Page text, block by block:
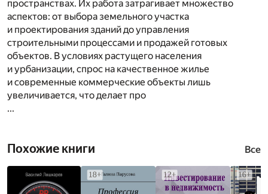
пространствах. Их работа затрагивает множество
аспектов: от выбора земельного участка
и проектирования зданий до управления
строительными процессами и продажей готовых
объектов. В условиях растущего населения
и урбанизации, спрос на качественное жилье
и современные коммерческие объекты лишь
увеличивается, что делает про
...
Похожие книги Все